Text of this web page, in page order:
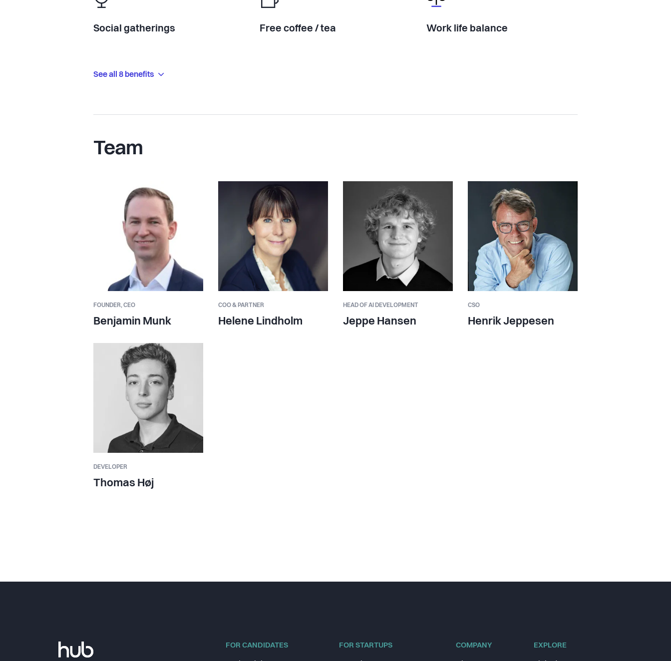
Social gatherings Free coffee / tea Work life balance
See all 8 benefits
Team
FOUNDER,CEO
Benjamin Munk
COO & PARTNER
Helene Lindholm
HEAD OF AI DEVELOPMENT
Jeppe Hansen
CSO
Henrik Jeppesen
DEVELOPER
Thomas Høj
FOR CANDIDATES FOR STARTUPS COMPANY EXPLORE